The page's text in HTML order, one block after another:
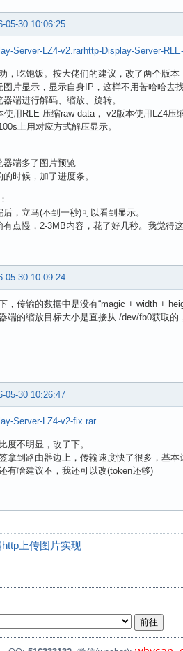
05-30 10:06:25
Server-LZ4-v2.rarhttp-Display-Server-
，吃饱饭。按大佬们的建议，改了两个版本
图片显示，显示自身IP，这样不用苦哈哈去
器端进行解码、缩放、旋转。
使用RLE 压缩raw data， v2版本使用LZ4压
上用对应方式解压显示。
器端多了图片预览
的时候，加了进度条。
后，立马(不到一秒)可以看到显示。
有点慢，2-3MB内容，花了好几秒。我觉得
05-30 10:09:24
，传输的数据中是没有“magic + width +
端的缩放目标大小是直接从 /dev/fb0获取的
05-30 10:26:47
Server-LZ4-v2-fix.rar
度不明显，改了下。
拿到路由器边上，传输速度快了很多，基本
有啥建议不，我还可以改(token还够)
上传图片实现